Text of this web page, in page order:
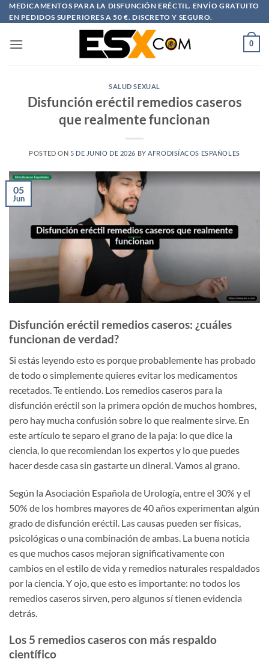
Saltar
al
MEDICAMENTOS PARA LA DISFUNCIÓN ERÉCTIL. ENVÍO GRATUITO
EN PEDIDOS SUPERIORES A 50 €. DISCRETO Y SEGURO.
0
SALUD SEXUAL
Disfunción eréctil remedios caseros
que realmente funcionan
POSTED ON 5 DE JUNIO DE 2026 BY AFRODISÍACOS ESPAÑOLES
05
Jun
Disfunción eréctil remedios caseros: ¿cuáles
funcionan de verdad?
Si estás leyendo esto es porque probablemente has probado
de todo o simplemente quieres evitar los medicamentos
recetados. Te entiendo. Los remedios caseros para la
disfunción eréctil son la primera opción de muchos hombres,
pero hay mucha confusión sobre lo que realmente sirve. En
este artículo te separo el grano de la paja: lo que dice la
ciencia, lo que recomiendan los expertos y lo que puedes
hacer desde casa sin gastarte un dineral. Vamos al grano.
Según la Asociación Española de Urología, entre el 30% y el
50% de los hombres mayores de 40 años experimentan algún
grado de disfunción eréctil. Las causas pueden ser físicas,
psicológicas o una combinación de ambas. La buena noticia
es que muchos casos mejoran significativamente con
cambios en el estilo de vida y remedios naturales respaldados
por la ciencia. Y ojo, que esto es importante: no todos los
remedios caseros sirven, pero algunos sí tienen evidencia
detrás.
Los 5 remedios caseros con más respaldo
científico